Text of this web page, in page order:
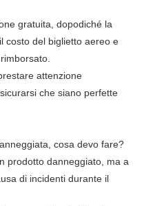
gratuita, dopodiché la
costo del biglietto aereo e
attenzione
che siano perfette
cosa devo fare?
prodotto danneggiato, ma a
di incidenti durante il